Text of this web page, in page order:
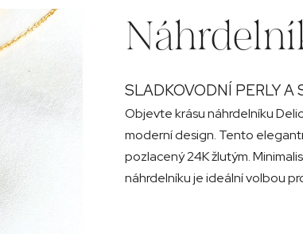
SLADKOVODNÍ PERLY A
Objevte krásu náhrdelníku
moderní design. Tento
pozlacený 24K žlutým.
náhrdelníku je ideální volbou